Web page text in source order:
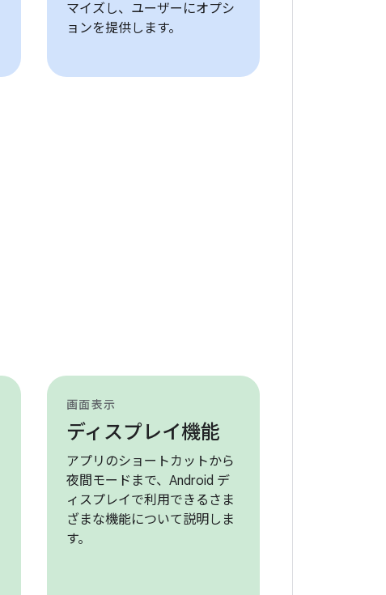
マイズし、ユーザーにオプシ
ョンを提供します。
画面表示
ディスプレイ機能
アプリのショートカットから
夜間モードまで、Android デ
ィスプレイで利用できるさま
ざまな機能について説明しま
す。